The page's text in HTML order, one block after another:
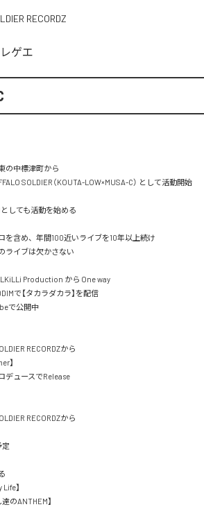
RECORDZ
レゲエ
の中標津町から
SOLDIER（KOUTA-LOW×MUSA-C） として活動開始
しても活動を始める
を含め、年間100近いライブを10年以上続け
ライブは欠かさない
Production から One way
で【タカラダカラ】を配信
で公開中
RECORDZから
】
デュースでRelease
RECORDZから
定
Life】
のANTHEM】